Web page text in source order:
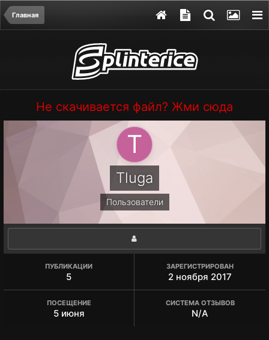
Главная
Не скачивается файл? Жми сюда
Tluga
Пользователи
ПУБЛИКАЦИИ
5
ЗАРЕГИСТРИРОВАН
2 ноября 2017
ПОСЕЩЕНИЕ
5 июня
СИСТЕМА ОТЗЫВОВ
N/A